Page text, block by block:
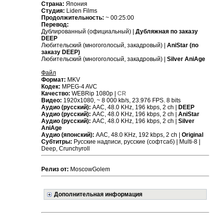
Страна: Япония
Студия: Liden Films
Продолжительность: ~ 00:25:00
Перевод:
Дублированный (официальный) | Дубляжная по заказу
DEEP
Любительский (многоголосый, закадровый) | AniStar (по
заказу DEEP)
Любительский (многоголосый, закадровый) | Silver AniAge
Файл
Формат: MKV
Кодек: MPEG-4 AVC
Качество: WEBRip 1080p | CR
Видео: 1920x1080, ~ 8 000 kb/s, 23.976 FPS. 8 bits
Аудио (русский): AAC, 48.0 KHz, 196 kbps, 2 ch |
DEEP
Аудио (русский): AAC, 48.0 KHz, 196 kbps, 2 ch | AniStar
Аудио (русский): AAC, 48.0 KHz, 196 kbps, 2 ch | Silver
AniAge
Аудио (японский): AAC, 48.0 KHz, 192 kbps, 2 ch | Original
Субтитры: Русские надписи, русские (софтсаб) | Multi-8 |
Deep, Crunchyroll
Релиз от: MoscowGolem
Дополнительная информация